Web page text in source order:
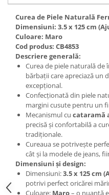
Curea de Piele Naturală
Dimensiuni: 3.5 x 125 cm
Culoare: Maro
Cod produs: CB4853
Descriere generală:
Curea de piele naturală de
bărbații care apreciază un
excepțional.
Confecționată din piele
margini cusute pentru un
Mecanismul cu cataramă
precisă și confortabilă a
tradiționale.
Cureaua se potrivește
cât și la modele de jeans,
Dimensiuni și design:
Dimensiuni:3.5 x 125 cm
potrivi perfect oricărei
Culoare: Maro– o nuanță